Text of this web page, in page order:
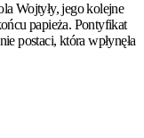
Wojtyły, jego kolejne
papieża. Pontyfikat
postaci, która wpłynęła